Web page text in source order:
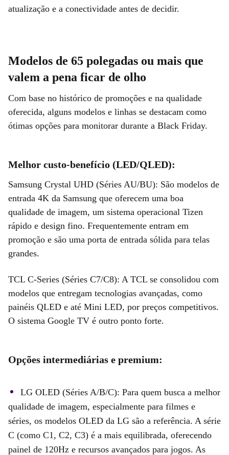
atualização e a conectividade antes de decidir.
Modelos de 65 polegadas ou mais que
valem a pena ficar de olho
Com base no histórico de promoções e na qualidade
oferecida, alguns modelos e linhas se destacam como
ótimas opções para monitorar durante a Black Friday.
Melhor custo-benefício (LED/QLED):
Samsung Crystal UHD (Séries AU/BU): São modelos de
entrada 4K da Samsung que oferecem uma boa
qualidade de imagem, um sistema operacional Tizen
rápido e design fino. Frequentemente entram em
promoção e são uma porta de entrada sólida para telas
grandes.
TCL C-Series (Séries C7/C8): A TCL se consolidou com
modelos que entregam tecnologias avançadas, como
painéis QLED e até Mini LED, por preços competitivos.
O sistema Google TV é outro ponto forte.
Opções intermediárias e premium:
LG OLED (Séries A/B/C): Para quem busca a melhor
qualidade de imagem, especialmente para filmes e
séries, os modelos OLED da LG são a referência. A série
C (como C1, C2, C3) é a mais equilibrada, oferecendo
painel de 120Hz e recursos avançados para jogos. As